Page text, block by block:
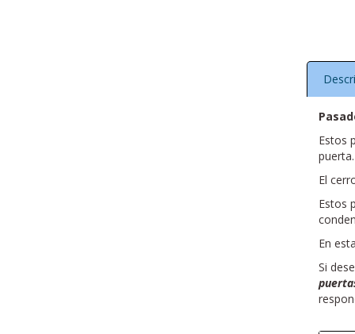
Estos
El
Estos
En
Si